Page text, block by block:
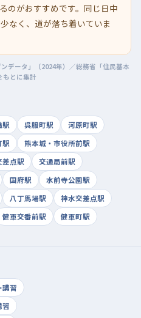
のがおすすめです。同じ日中
なく、道が落ち着いていま
データ」（2024年）／総務省「住民基本
もとに集計
駅 呉服町駅
河原町駅
駅
熊本城・市役所前駅
差点駅
交通局前駅
国府駅
水前寺公園駅
八丁馬場駅
神水交差点駅
健軍交番前駅 健軍町駅
講習
習